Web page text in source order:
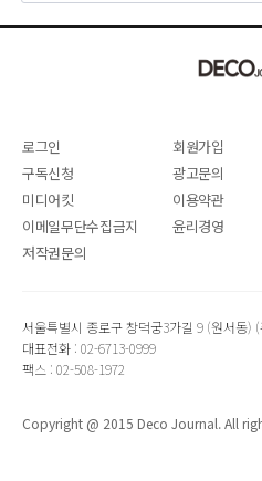
로그인 회원가입
구독신청
광고문의
미디어킷
이용약관
이메일무단수집금지
윤리경영
저작권문의
서울특별시 종로구 창덕궁3가길 9 (원서동)
대표전화 : 02-6713-0999
팩스 : 02-508-1972
Copyright @ 2015 Deco Journal. All